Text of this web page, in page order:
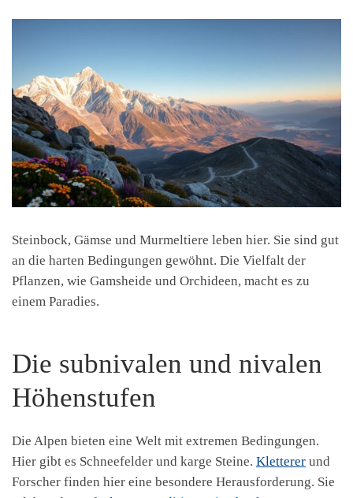
Steinbock, Gämse und Murmeltiere leben hier. Sie sind gut
an die harten Bedingungen gewöhnt. Die Vielfalt der
Pflanzen, wie Gamsheide und Orchideen, macht es zu
einem Paradies.
Die subnivalen und nivalen
Höhenstufen
Die Alpen bieten eine Welt mit extremen Bedingungen.
Hier gibt es Schneefelder und karge Steine. Kletterer und
Forscher finden hier eine besondere Herausforderung. Sie